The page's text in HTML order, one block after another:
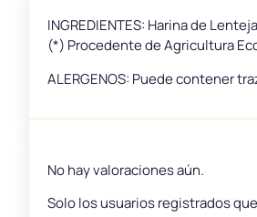
INGREDIENTES: Harina de
(*) Procedente de Agricultura
ALERGENOS: Puede contener
No hay valoraciones aún.
Solo los usuarios registrados